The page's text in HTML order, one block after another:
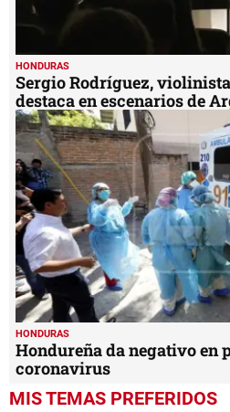
HONDURAS
Sergio Rodríguez,
destaca en escenarios de
HONDURAS
Hondureña da negativo en
coronavirus
MIS TEMAS PREFERIDOS